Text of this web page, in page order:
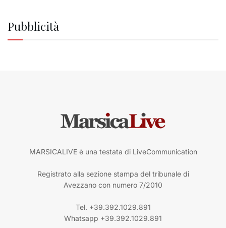
Pubblicità
MARSICALIVE è una testata di LiveCommunication
Registrato alla sezione stampa del tribunale di
Avezzano con numero 7/2010
Tel. +39.392.1029.891
Whatsapp +39.392.1029.891